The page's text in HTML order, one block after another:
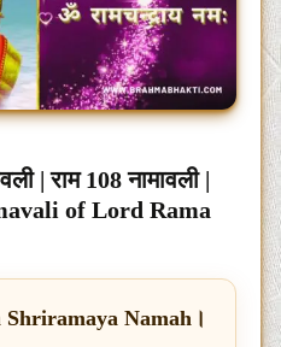
| राम 108 नामावली |
of Lord Rama
Shriramaya Namah।